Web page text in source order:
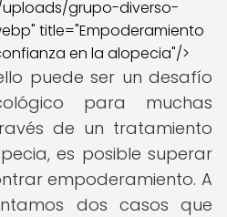
grupo-diverso-
title="Empoderamiento
en la alopecia"/>
puede ser un desafío
para muchas
de un tratamiento
es posible superar
empoderamiento. A
dos casos que